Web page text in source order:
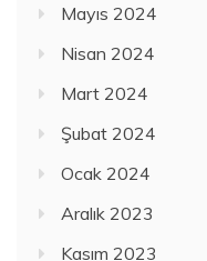
Mayıs 2024
Nisan 2024
Mart 2024
Şubat 2024
Ocak 2024
Aralık 2023
Kasım 2023